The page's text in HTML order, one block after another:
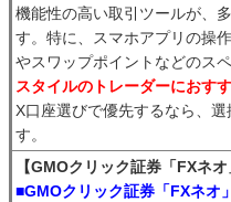
機能性の高い取引ツールが、
す。特に、スマホアプリの操
やスワップポイントなどのス
スタイルのトレーダーにおす
X口座選びで優先するなら、
す。
【GMOクリック証券「FXネオ
■GMOクリック証券「FXネオ